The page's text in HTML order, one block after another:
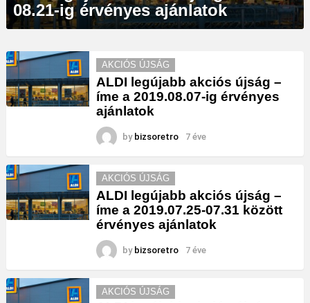
08.21-ig érvényes ajánlatok
AKCIÓS ÚJSÁG
ALDI legújabb akciós újság –
íme a 2019.08.07-ig érvényes
ajánlatok
by bizsoretro 7 éve
AKCIÓS ÚJSÁG
ALDI legújabb akciós újság –
íme a 2019.07.25-07.31 között
érvényes ajánlatok
by bizsoretro 7 éve
AKCIÓS ÚJSÁG